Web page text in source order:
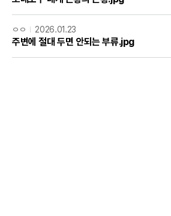
ㅇㅇ 2026.01.23
주변에 절대 두면 안되는 부류.jpg